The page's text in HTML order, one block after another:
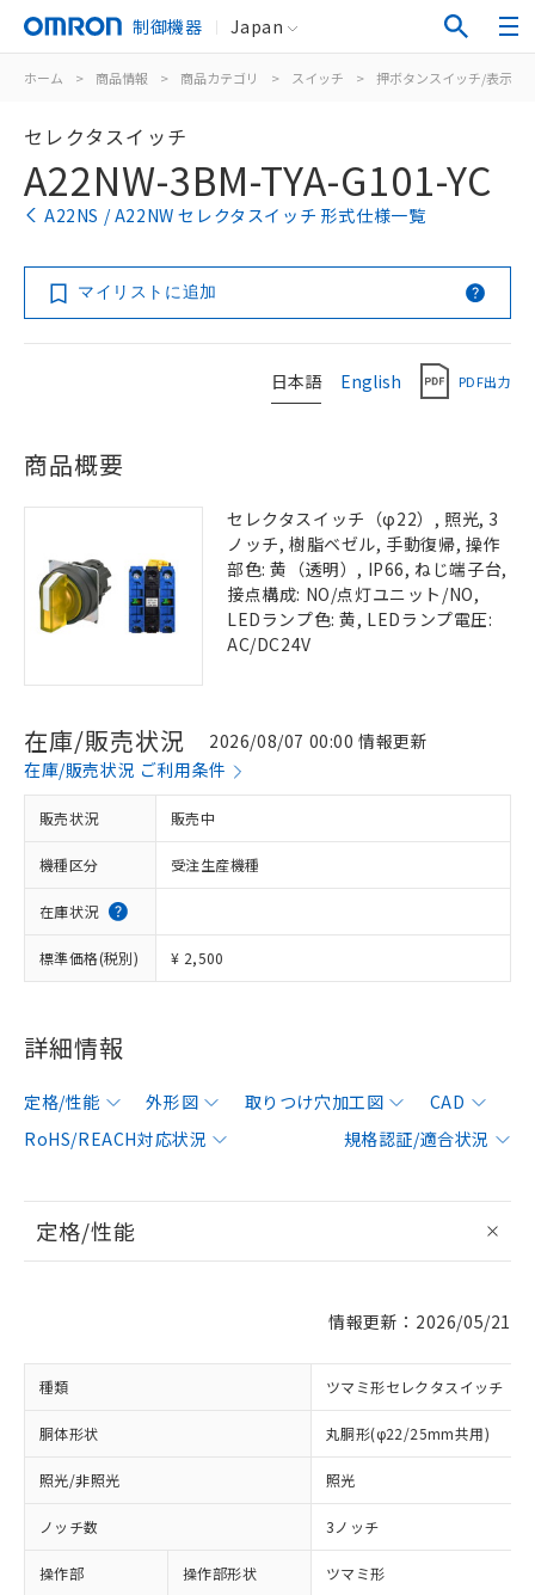
制御機器 Japan
ホーム > 商品情報 > 商品カテゴリ > スイッチ > 押ボタンスイッチ/表示灯
セレクタスイッチ
A22NW-3BM-TYA-G101-YC
A22NS / A22NW セレクタスイッチ 形式仕様一覧
マイリストに追加
日本語 English PDF出力
商品概要
セレクタスイッチ（φ22）, 照光, 3
ノッチ, 樹脂ベゼル, 手動復帰, 操作
部色: 黄（透明）, IP66, ねじ端子台,
接点構成: NO/点灯ユニット/NO,
LEDランプ色: 黄, LEDランプ電圧:
AC/DC24V
在庫/販売状況
2026/08/07 00:00 情報更新
在庫/販売状況 ご利用条件
販売状況 販売中
機種区分 受注生産機種
在庫状況
標準価格(税別) ¥ 2,500
詳細情報
定格/性能 外形図 取りつけ穴加工図
CAD
RoHS/REACH対応状況
規格認証/適合状況
定格/性能
情報更新：2026/05/21
種類 ツマミ形セレクタスイッチ
胴体形状 丸胴形(φ22/25mm共用)
照光/非照光 照光
ノッチ数 3ノッチ
操作部 操作部形状 ツマミ形